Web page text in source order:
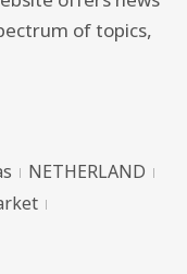
of topics,
NETHERLAND